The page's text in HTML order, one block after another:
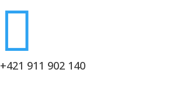

+421 911 902 140